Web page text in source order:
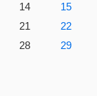
14
15
21
22
28
29